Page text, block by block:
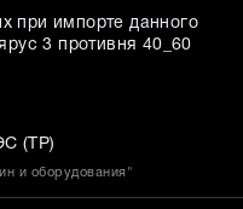
при импорте данного
3 противня 40_60
(ТР)
и оборудования"